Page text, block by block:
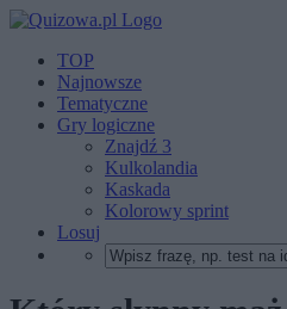
TOP
Najnowsze
Tematyczne
Gry logiczne
Znajdź 3
Kulkolandia
Kaskada
Kolorowy sprint
Losuj